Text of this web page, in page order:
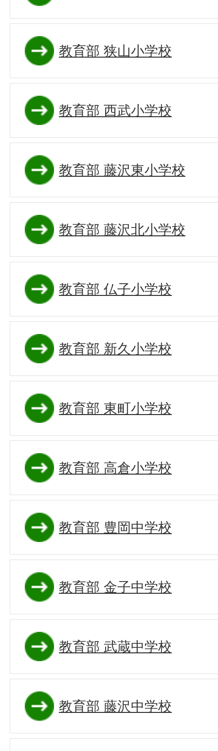
教育部 狭山小学校
教育部 西武小学校
教育部 藤沢東小学校
教育部 藤沢北小学校
教育部 仏子小学校
教育部 新久小学校
教育部 東町小学校
教育部 高倉小学校
教育部 豊岡中学校
教育部 金子中学校
教育部 武蔵中学校
教育部 藤沢中学校